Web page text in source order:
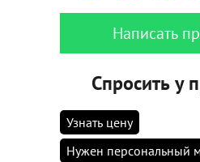
Написать
Спросить у
Узнать цену
Нужен персональный